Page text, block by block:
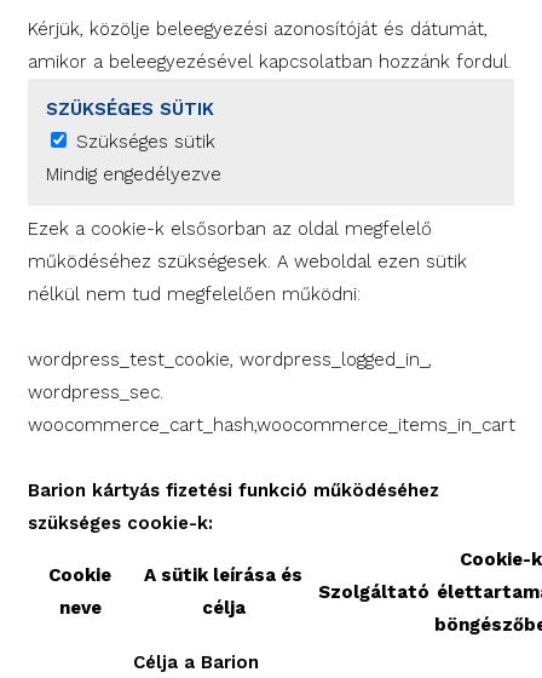
Kérjük, közölje beleegyezési azonosítóját és dátumát,
amikor a beleegyezésével kapcsolatban hozzánk fordul.
SZÜKSÉGES SÜTIK
Szükséges sütik
Mindig engedélyezve
Ezek a cookie-k elsősorban az oldal megfelelő
működéséhez szükségesek. A weboldal ezen sütik
nélkül nem tud megfelelően működni:
wordpress_test_cookie, wordpress_logged_in_,
wordpress_sec.
woocommerce_cart_hash,woocommerce_items_in_cart
Barion kártyás fizetési funkció működéséhez
szükséges cookie-k:
Cookie
neve
A sütik leírása és
célja
Szolgáltató
Cookie-k
Célja a Barion